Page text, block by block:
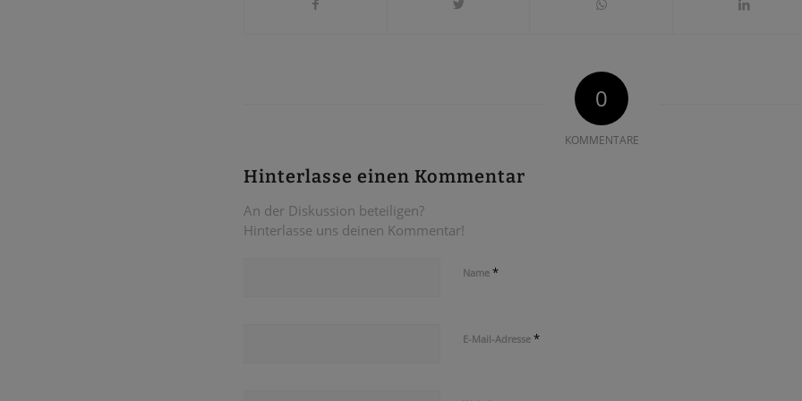
0
KOMMENTARE
Hinterlasse einen Kommentar
An der Diskussion beteiligen?
Hinterlasse uns deinen Kommentar!
Name *
E-Mail-Adresse *